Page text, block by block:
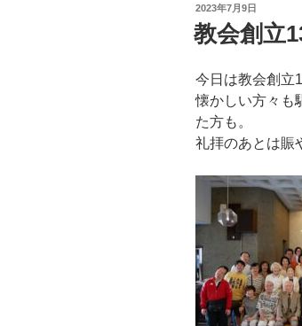
投
稿
日:
2023年7月9日
教会創立
今日は教会創立
懐かしい方々も
た方も。
礼拝のあとは賑